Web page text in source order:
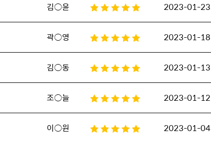
김○윤 2023-01-23
곽○영 2023-01-18
김○동 2023-01-13
조○늘 2023-01-12
이○원 2023-01-04